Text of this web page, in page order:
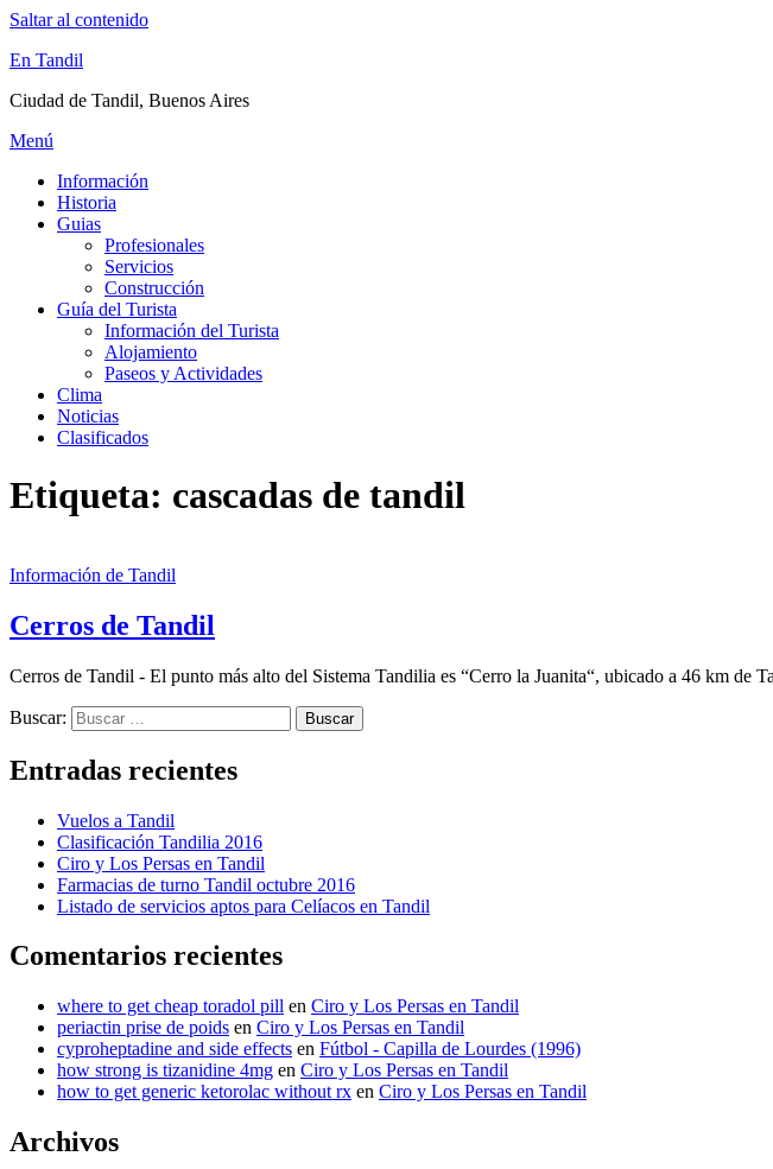
Saltar al contenido
En Tandil
Ciudad de Tandil, Buenos Aires
Menú
Información
Historia
Guias
Profesionales
Servicios
Construcción
Guía del Turista
Información del Turista
Alojamiento
Paseos y Actividades
Clima
Noticias
Clasificados
Etiqueta: cascadas de tandil
Información de Tandil
Cerros de Tandil
Cerros de Tandil - El punto más alto del Sistema Tandilia es “Cerro la Juanita“, ubicado a 46 km de
Buscar:
Entradas recientes
Vuelos a Tandil
Clasificación Tandilia 2016
Ciro y Los Persas en Tandil
Farmacias de turno Tandil octubre 2016
Listado de servicios aptos para Celíacos en Tandil
Comentarios recientes
where to get cheap toradol pill en Ciro y Los Persas en Tandil
periactin prise de poids en Ciro y Los Persas en Tandil
cyproheptadine and side effects en Fútbol - Capilla de Lourdes (1996)
how strong is tizanidine 4mg en Ciro y Los Persas en Tandil
how to get generic ketorolac without rx en Ciro y Los Persas en Tandil
Archivos